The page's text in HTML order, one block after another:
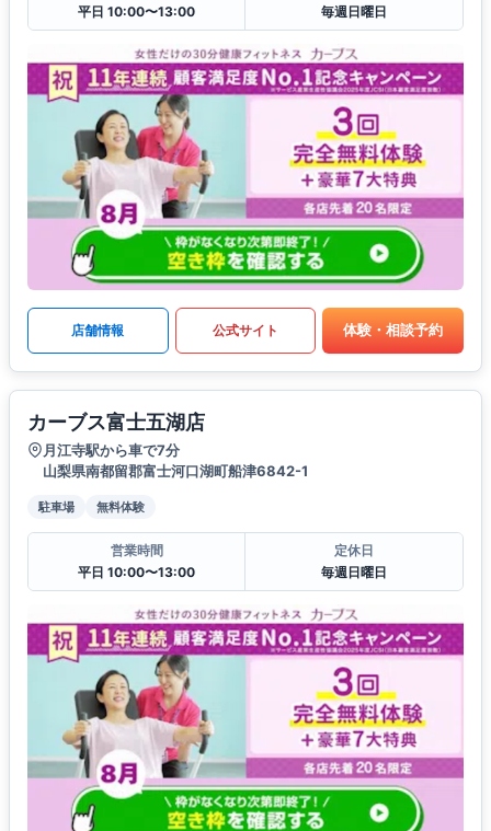
平日 10:00〜13:00
毎週日曜日
店舗情報 公式サイト 体験・相談予約
カーブス富士五湖店
月江寺駅から車で7分
山梨県南都留郡富士河口湖町船津6842-1
駐車場 無料体験
営業時間
平日 10:00〜13:00
定休日
毎週日曜日